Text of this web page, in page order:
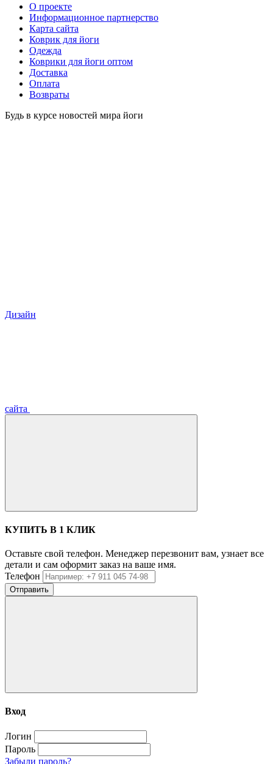
O проекте
Информационное партнерство
Карта сайта
Коврик для йоги
Одежда
Коврики для йоги оптом
Доставка
Оплата
Возвраты
Будь в курсе новостей мира йоги
Дизайн
сайта
КУПИТЬ В 1 КЛИК
Оставьте свой телефон. Менеджер перезвонит вам, узнает все
детали и сам оформит заказ на ваше имя.
Телефон
Отправить
Вход
Логин
Пароль
Забыли пароль?